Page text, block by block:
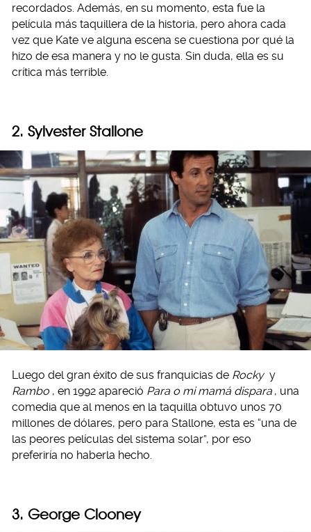
recordados. Además, en su momento, esta fue la
película más taquillera de la historia, pero ahora cada
vez que Kate ve alguna escena se cuestiona por qué la
hizo de esa manera y no le gusta. Sin duda, ella es su
crítica más terrible.
2. Sylvester Stallone
Luego del gran éxito de sus franquicias de Rocky y
Rambo , en 1992 apareció Para o mi mamá dispara , una
comedia que al menos en la taquilla obtuvo unos 70
millones de dólares, pero para Stallone, esta es “una de
las peores películas del sistema solar”, por eso
preferiría no haberla hecho.
3. George Clooney